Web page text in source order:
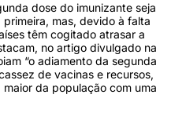
dose do imunizante seja
mas, devido à falta
têm cogitado atrasar a
no artigo divulgado na
“o adiamento da segunda
de vacinas e recursos,
da população com uma